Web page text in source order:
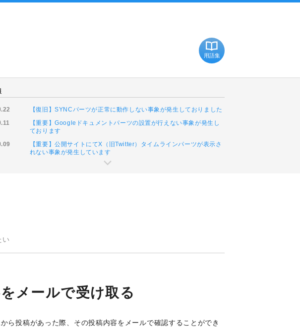
用語集
【復旧】SYNCパーツが正常に動作しない事象が発生しておりました
【重要】Googleドキュメントパーツの設置が行えない事象が発生し
ております
【重要】公開サイトにてX（旧Twitter）タイムラインパーツが表示さ
れない事象が発生しています
い
メールで受け取る
ら投稿があった際、その投稿内容をメールで確認することができ